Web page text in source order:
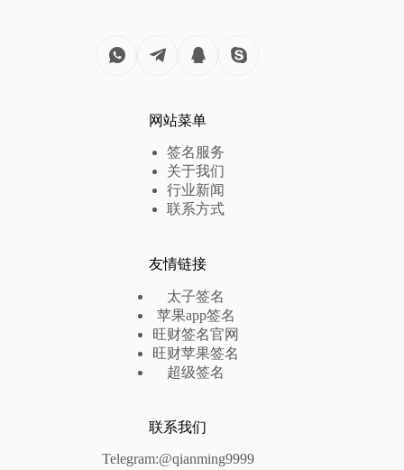
网站菜单
签名服务
关于我们
行业新闻
联系方式
友情链接
太子签名
苹果app签名
旺财签名官网
旺财苹果签名
超级签名
联系我们
Telegram:@qianming9999